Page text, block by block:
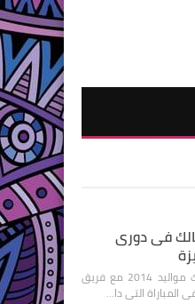
فى دورى
كتب -مسعد مجاهد تعادل فريق الزمالك مواليد 2014 مع فريق
التى دا…